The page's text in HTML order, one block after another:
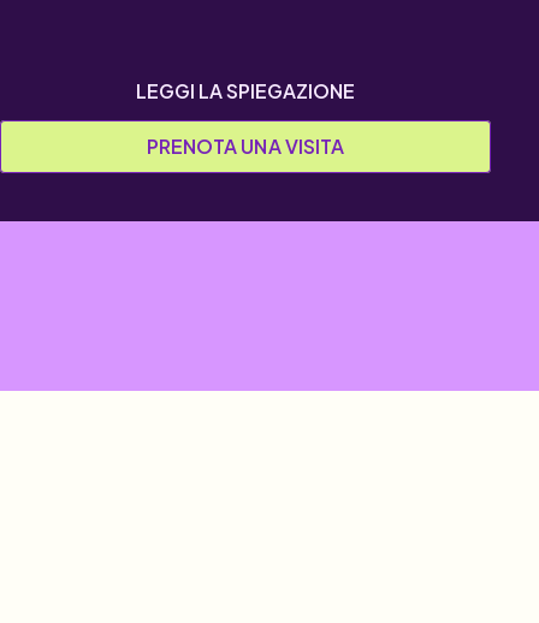
PRENOTA UNA VISITA
LEGGI LA SPIEGAZIONE